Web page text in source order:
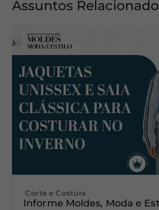
Assuntos
Corte e Costura
Informe Moldes, Moda e